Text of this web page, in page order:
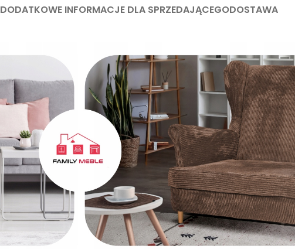
DODATKOWE INFORMACJE DLA SPRZEDAJĄCEGODOSTAWA